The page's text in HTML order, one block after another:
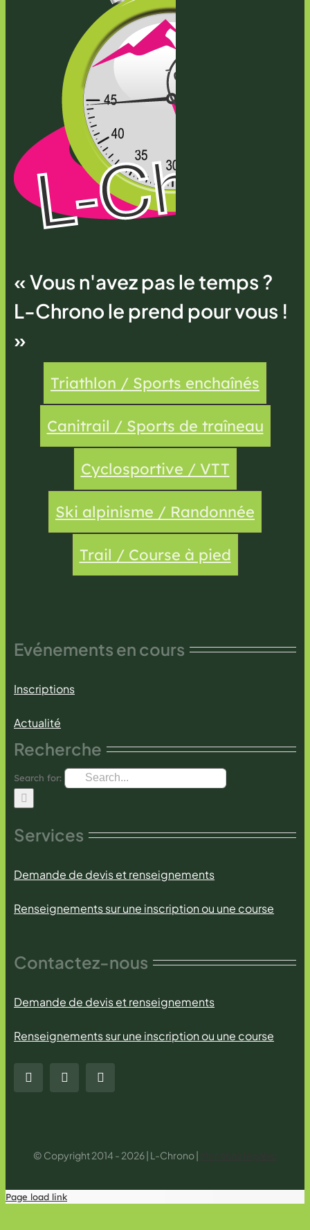
« Vous n'avez pas le temps ?
L-Chrono le prend pour vous !
»
Triathlon / Sports enchaînés
Canitrail / Sports de traîneau
Cyclosportive / VTT
Ski alpinisme / Randonnée
Trail / Course à pied
Evénements en cours
Inscriptions
Actualité
Recherche
Search for:
Services
Demande de devis et renseignements
Renseignements sur une inscription ou une course
Contactez-nous
Demande de devis et renseignements
Renseignements sur une inscription ou une course
© Copyright 2014 - 2026 | L-Chrono |
Page load link